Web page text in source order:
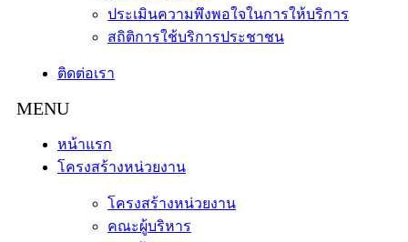
ประเมินความพึงพอใจในการให้บริการ
สถิติการใช้บริการประชาชน
ติดต่อเรา
หน้าแรก
โครงสร้างหน่วยงาน
โครงสร้างหน่วยงาน
คณะผู้บริหาร